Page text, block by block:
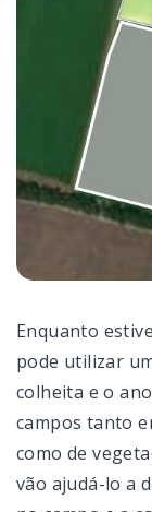
Enquanto
pode utilizar
colheita e o
campos tanto
como de
vão ajudá-lo a